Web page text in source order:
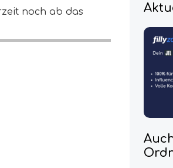
noch ab das